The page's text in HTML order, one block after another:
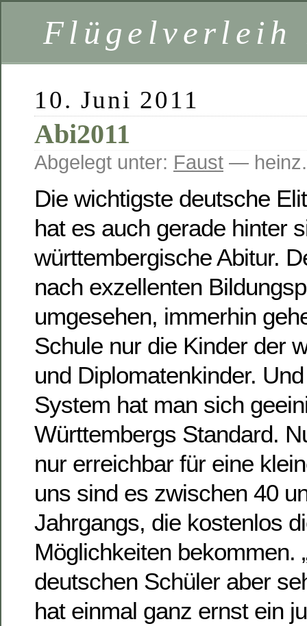
Flügelverleih
10. Juni 2011
Abi2011
Abgelegt unter: Faust —
Die wichtigste deutsche
hat es auch gerade hinter
württembergische Abitur.
nach exzellenten
umgesehen, immerhin
Schule nur die Kinder der
und Diplomatenkinder.
System hat man sich
Württembergs Standard.
nur erreichbar für eine
uns sind es zwischen 40
Jahrgangs, die kostenlos
Möglichkeiten bekommen.
deutschen Schüler aber
hat einmal ganz ernst ein